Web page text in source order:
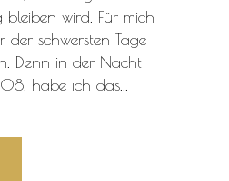
bleiben wird. Für mich
der schwersten Tage
Denn in der Nacht
habe ich das...